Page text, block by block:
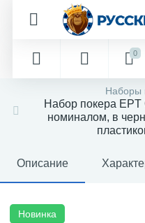
0
Наборы
Набор покера
номиналом, в
Описание
Новинка